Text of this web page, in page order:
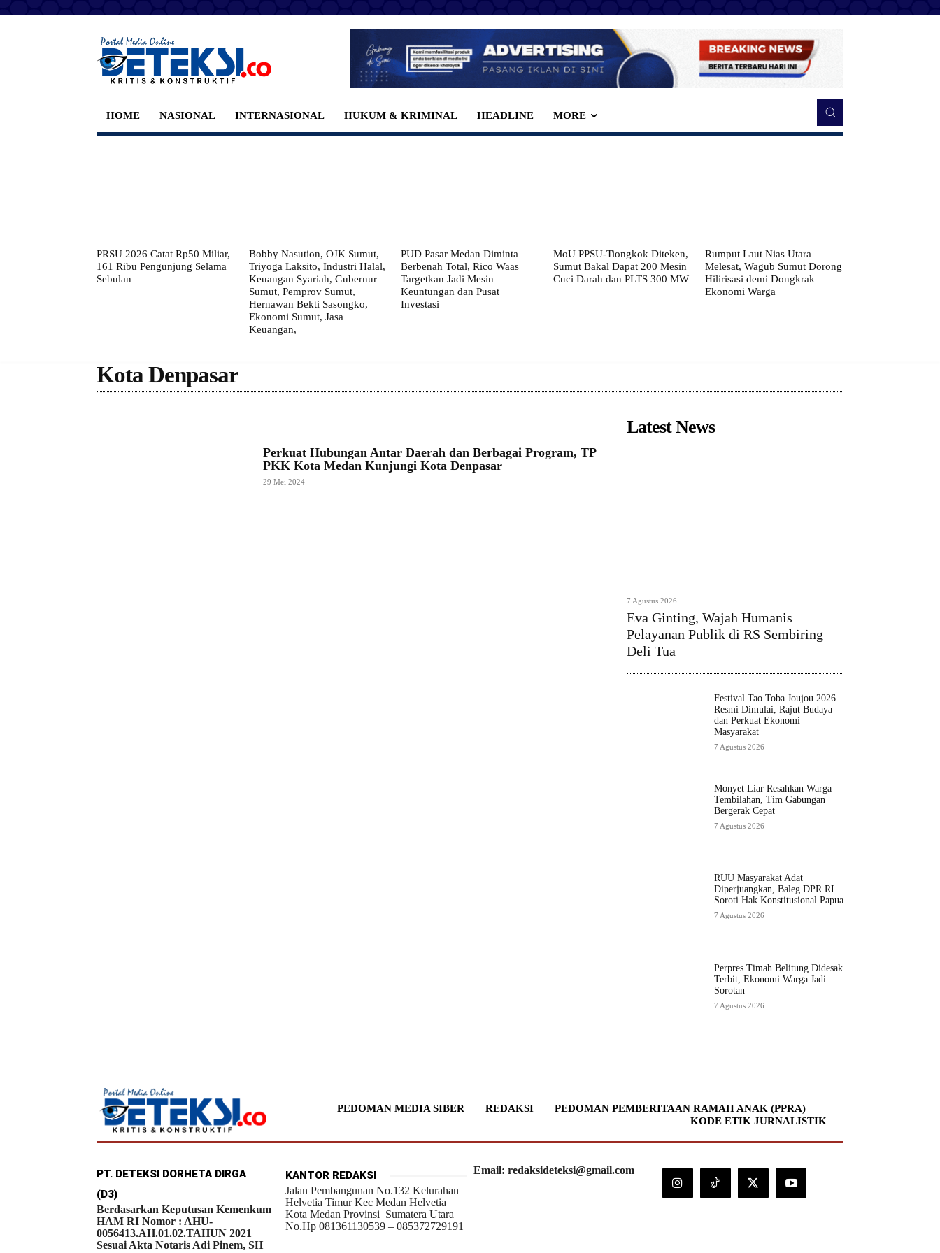
HOME NASIONAL INTERNASIONAL HUKUM & KRIMINAL HEADLINE MORE
PRSU 2026 Catat Rp50 Miliar,
161 Ribu Pengunjung Selama
Sebulan
Bobby Nasution, OJK Sumut,
Triyoga Laksito, Industri Halal,
Keuangan Syariah, Gubernur
Sumut, Pemprov Sumut,
Hernawan Bekti Sasongko,
Ekonomi Sumut, Jasa
Keuangan,
PUD Pasar Medan Diminta
Berbenah Total, Rico Waas
Targetkan Jadi Mesin
Keuntungan dan Pusat
Investasi
MoU PPSU-Tiongkok Diteken,
Sumut Bakal Dapat 200 Mesin
Cuci Darah dan PLTS 300 MW
Rumput Laut Nias Utara
Melesat, Wagub Sumut Dorong
Hilirisasi demi Dongkrak
Ekonomi Warga
Kota Denpasar
Perkuat Hubungan Antar Daerah dan Berbagai Program, TP
PKK Kota Medan Kunjungi Kota Denpasar
29 Mei 2024
Latest News
7 Agustus 2026
Eva Ginting, Wajah Humanis
Pelayanan Publik di RS Sembiring
Deli Tua
Festival Tao Toba Joujou 2026
Resmi Dimulai, Rajut Budaya
dan Perkuat Ekonomi
Masyarakat
7 Agustus 2026
Monyet Liar Resahkan Warga
Tembilahan, Tim Gabungan
Bergerak Cepat
7 Agustus 2026
RUU Masyarakat Adat
Diperjuangkan, Baleg DPR RI
Soroti Hak Konstitusional Papua
7 Agustus 2026
Perpres Timah Belitung Didesak
Terbit, Ekonomi Warga Jadi
Sorotan
7 Agustus 2026
PEDOMAN MEDIA SIBER REDAKSI
PEDOMAN PEMBERITAAN RAMAH ANAK (PPRA)
KODE ETIK JURNALISTIK
PT. DETEKSI DORHETA DIRGA
(D3)
Berdasarkan Keputusan Kemenkum
HAM RI Nomor : AHU-
0056413.AH.01.02.TAHUN 2021
Sesuai Akta Notaris Adi Pinem, SH
KANTOR REDAKSI
Jalan Pembangunan No.132 Kelurahan
Helvetia Timur Kec Medan Helvetia
Kota Medan Provinsi Sumatera Utara
No.Hp 081361130539 – 085372729191
Email: redaksideteksi@gmail.com